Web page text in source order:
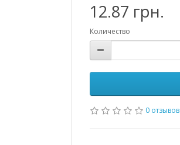
12.87 грн.
Количество
0 отзывов